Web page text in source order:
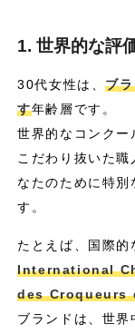
1. 世界的な評
30代女性は、ブ
す年齢層です。
世界的なコンクー
こだわり抜いた職
なたのために特別
す。
たとえば、国際的
International
des Croqueurs
ブランドは、世界